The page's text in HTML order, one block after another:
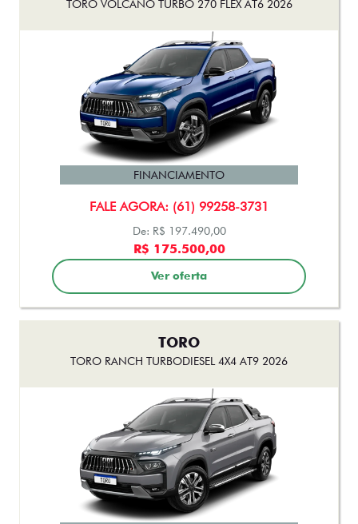
TORO VOLCANO TURBO 270 FLEX AT6 2026
FALE AGORA: (61) 99258-3731
FINANCIAMENTO
De: R$ 197.490,00
R$ 175.500,00
Ver oferta
TORO
TORO RANCH TURBODIESEL 4X4 AT9 2026